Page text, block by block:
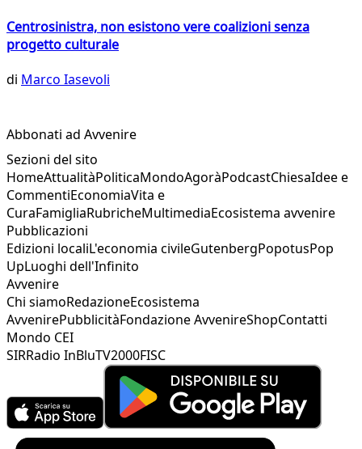
Centrosinistra, non esistono vere coalizioni senza
progetto culturale
di Marco Iasevoli
Abbonati ad Avvenire
Sezioni del sito
HomeAttualitàPoliticaMondoAgoràPodcastChiesaIdee e
CommentiEconomiaVita e
CuraFamigliaRubricheMultimediaEcosistema avvenire
Pubblicazioni
Edizioni localiL'economia civileGutenbergPopotusPop
UpLuoghi dell'Infinito
Avvenire
Chi siamoRedazioneEcosistema
AvvenirePubblicitàFondazione AvvenireShopContatti
Mondo CEI
SIRRadio InBluTV2000FISC